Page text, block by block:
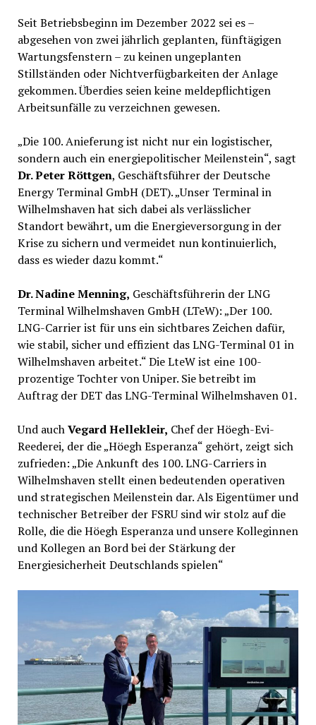
Seit Betriebsbeginn im Dezember 2022 sei es –
abgesehen von zwei jährlich geplanten, fünftägigen
Wartungsfenstern – zu keinen ungeplanten
Stillständen oder Nichtverfügbarkeiten der Anlage
gekommen. Überdies seien keine meldepflichtigen
Arbeitsunfälle zu verzeichnen gewesen.
„Die 100. Anieferung ist nicht nur ein logistischer,
sondern auch ein energiepolitischer Meilenstein“, sagt
Dr. Peter Röttgen, Geschäftsführer der Deutsche
Energy Terminal GmbH (DET). „Unser Terminal in
Wilhelmshaven hat sich dabei als verlässlicher
Standort bewährt, um die Energieversorgung in der
Krise zu sichern und vermeidet nun kontinuierlich,
dass es wieder dazu kommt.“
Dr. Nadine Menning, Geschäftsführerin der LNG
Terminal Wilhelmshaven GmbH (LTeW): „Der 100.
LNG-Carrier ist für uns ein sichtbares Zeichen dafür,
wie stabil, sicher und effizient das LNG-Terminal 01 in
Wilhelmshaven arbeitet.“ Die LteW ist eine 100-
prozentige Tochter von Uniper. Sie betreibt im
Auftrag der DET das LNG-Terminal Wilhelmshaven 01.
Und auchVegard Hellekleir, Chef der Höegh-Evi-
Reederei, der die „Höegh Esperanza“ gehört, zeigt sich
zufrieden: „Die Ankunft des 100. LNG-Carriers in
Wilhelmshaven stellt einen bedeutenden operativen
und strategischen Meilenstein dar. Als Eigentümer und
technischer Betreiber der FSRU sind wir stolz auf die
Rolle, die die Höegh Esperanza und unsere Kolleginnen
und Kollegen an Bord bei der Stärkung der
Energiesicherheit Deutschlands spielen“